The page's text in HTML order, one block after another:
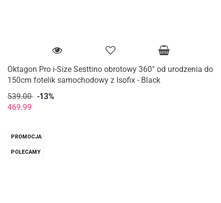
Oktagon Pro i-Size Sesttino obrotowy 360° od urodzenia do
150cm fotelik samochodowy z Isofix - Black
539.00 -13%
469.99
PROMOCJA
POLECAMY